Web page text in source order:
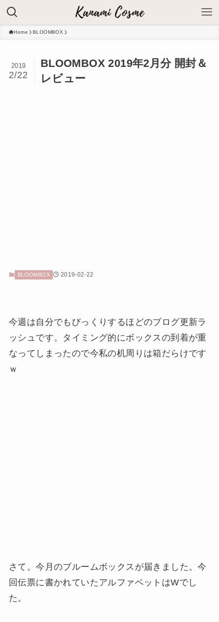
Home BLOOMBOX
BLOOMBOX 2019年2月分 開封＆
レビュー
2019
2/22
BLOOMBOX 2019-02-22
今週は自分でもびっくりするほどのブログ更新ラ
ッシュです。タイミング的にボックスの到着が重
なってしまったので今私の机周りは箱だらけです
ｗ
さて。今月のブルームボックスが届きました。今
回伝票に書かれていたアルファベットはWでし
た。